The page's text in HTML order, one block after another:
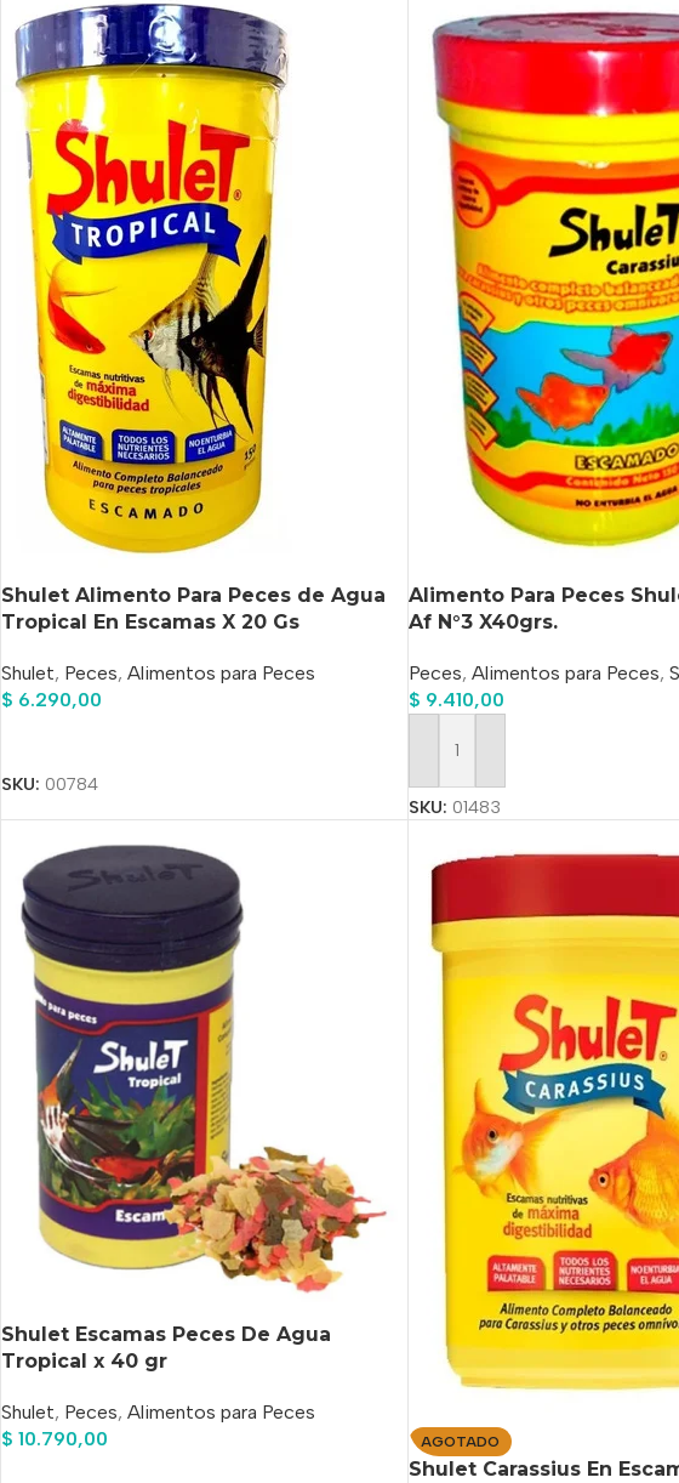
Shulet Alimento Para Peces de Agua
Tropical En Escamas X 20 Gs
Shulet, Peces, Alimentos para Peces
$ 6.290,00
SKU: 00784
Alimento Para Peces
Af N°3 X40grs.
Peces, Alimentos para Peces,
$ 9.410,00
Añadir Al Carrito
SKU: 01483
Shulet Escamas Peces De Agua
Tropical x 40 gr
Shulet, Peces, Alimentos para Peces
$ 10.790,00 AGOTADO
Shulet Carassius En